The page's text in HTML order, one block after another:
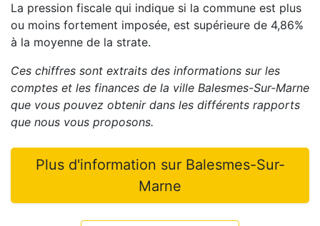
La pression fiscale qui indique si la commune est plus
ou moins fortement imposée, est supérieure de 4,86%
à la moyenne de la strate.
Ces chiffres sont extraits des informations sur les
comptes et les finances de la ville Balesmes-Sur-Marne
que vous pouvez obtenir dans les différents rapports
que nous vous proposons.
Plus d'information sur Balesmes-Sur-
Marne